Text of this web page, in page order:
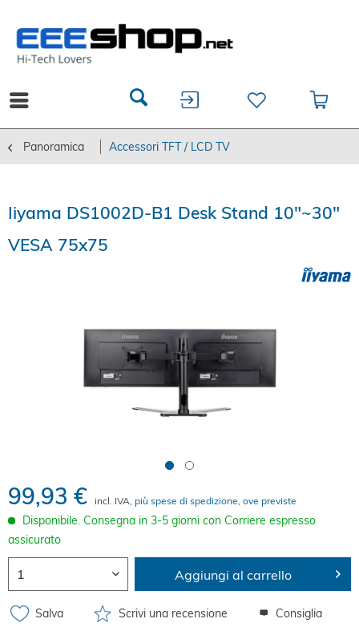
Panoramica Accessori TFT / LCD TV
Iiyama DS1002D-B1 Desk Stand 10"~30"
VESA 75x75
99,93 € incl. IVA, più spese di spedizione, ove previste
Disponibile. Consegna in 3-5 giorni con Corriere espresso
assicurato
Aggiungi al carrello
Salva Scrivi una recensione Consiglia